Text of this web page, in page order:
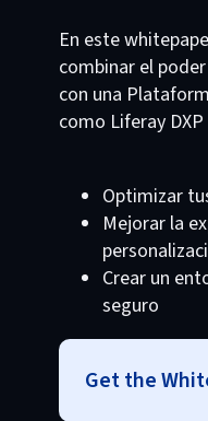
En este
combinar el
con una
como Liferay
Optimizar
Mejorar la
Crear un
seguro
Get the